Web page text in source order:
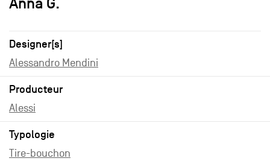
Designer[s]
Alessandro Mendini
Producteur
Alessi
Typologie
Tire-bouchon